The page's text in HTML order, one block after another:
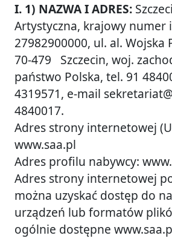
I. 1) NAZWA I ADRES:
Artystyczna, krajowy numer
27982900000, ul. al. Wojska
70-479 Szczecin, woj.
państwo Polska, tel. 91
4319571, e-mail
4840017.
Adres strony internetowej
www.saa.pl
Adres profilu nabywcy:
Adres strony internetowej
można uzyskać dostęp do
urządzeń lub formatów
ogólnie dostępne